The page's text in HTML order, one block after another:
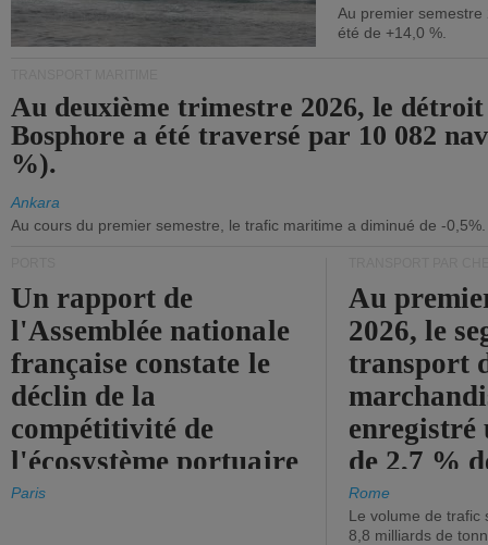
Au premier
été de +14,0 %.
Au deuxième trimestre 2026, le
Bosphore a été traversé par 10 082
%).
Ankara
Au cours du premier semestre, le trafic maritime a diminué de -0,5%.
Un rapport de
l'Assemblée nationale
française constate le
déclin de la
compétitivité de
l'écosystème portuaire
de l'État.
Paris
Au
2026, le
transport
enregistré
de 2,7 %
chiffre
Rome
Le volume de trafic
8,8 milliards de